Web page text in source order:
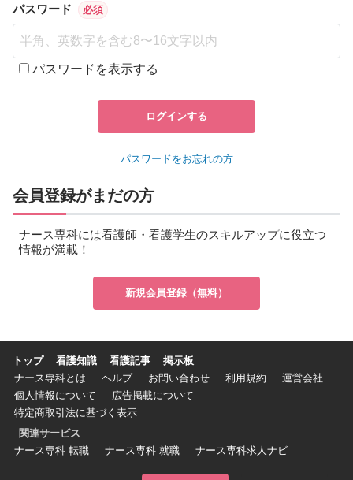
パスワード 必須
パスワードを表示する
ログインする
パスワードをお忘れの方
会員登録がまだの方
ナース専科には看護師・看護学生のスキルアップに役立つ
情報が満載！
新規会員登録（無料）
トップ 看護知識 看護記事
掲示板
ナース専科とは
ヘルプ お問い合わせ 利用規約
運営会社
個人情報について
広告掲載について
特定商取引法に基づく表示
関連サービス
ナース専科 転職
ナース専科 就職 ナース専科求人ナビ